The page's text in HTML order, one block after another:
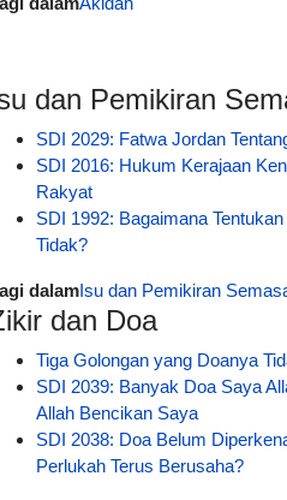
dan Pemikiran
SDI 2029: Fatwa Jordan
SDI 2016: Hukum Kerajaan
Rakyat
SDI 1992: Bagaimana
Tidak?
dalamIsu dan Pemikiran
dan Doa
Tiga Golongan yang Doanya
SDI 2039: Banyak Doa Saya
Allah Bencikan Saya
SDI 2038: Doa Belum
Perlukah Terus Berusaha?